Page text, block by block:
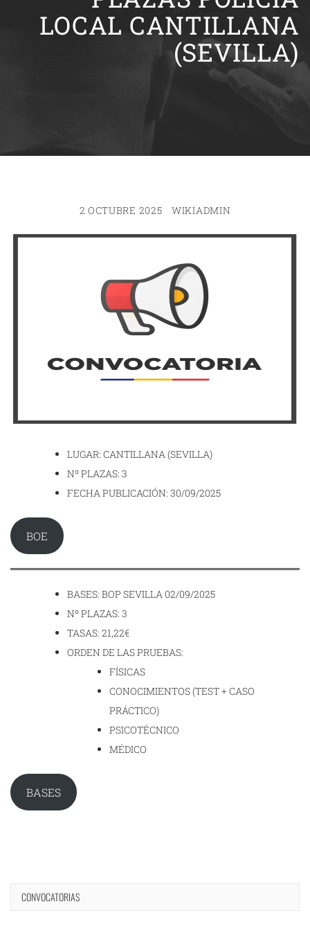
LOCAL CANTILLANA
(SEVILLA)
2 OCTUBRE 2025 WIKIADMIN
LUGAR: CANTILLANA (SEVILLA)
Nº PLAZAS: 3
FECHA PUBLICACIÓN: 30/09/2025
BOE
BASES: BOP SEVILLA 02/09/2025
Nº PLAZAS: 3
TASAS: 21,22€
ORDEN DE LAS PRUEBAS:
FÍSICAS
CONOCIMIENTOS (TEST + CASO
PRÁCTICO)
PSICOTÉCNICO
MÉDICO
BASES
CONVOCATORIAS